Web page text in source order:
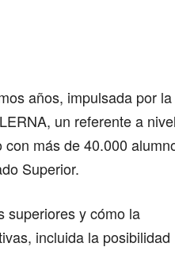
años, impulsada por la
un referente a nivel
más de 40.000
Superior.
superiores y cómo la
incluida la posibilidad